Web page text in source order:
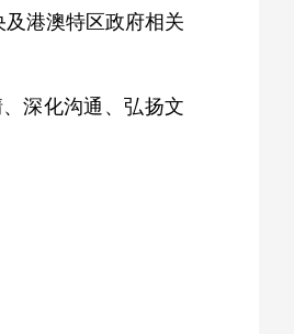
及港澳特区政府相关
深化沟通、弘扬文